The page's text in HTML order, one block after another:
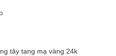
tây tạng mạ vàng 24k